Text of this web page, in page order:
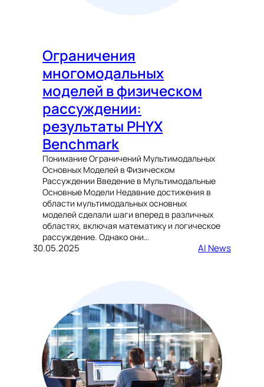
Ограничения
многомодальных
моделей в физическом
рассуждении:
результаты PHYX
Benchmark
Понимание Ограничений Мультимодальных
Основных Моделей в Физическом
Рассуждении Введение в Мультимодальные
Основные Модели Недавние достижения в
области мультимодальных основных
моделей сделали шаги вперед в различных
областях, включая математику и логическое
рассуждение. Однако они…
30.05.2025 AI News